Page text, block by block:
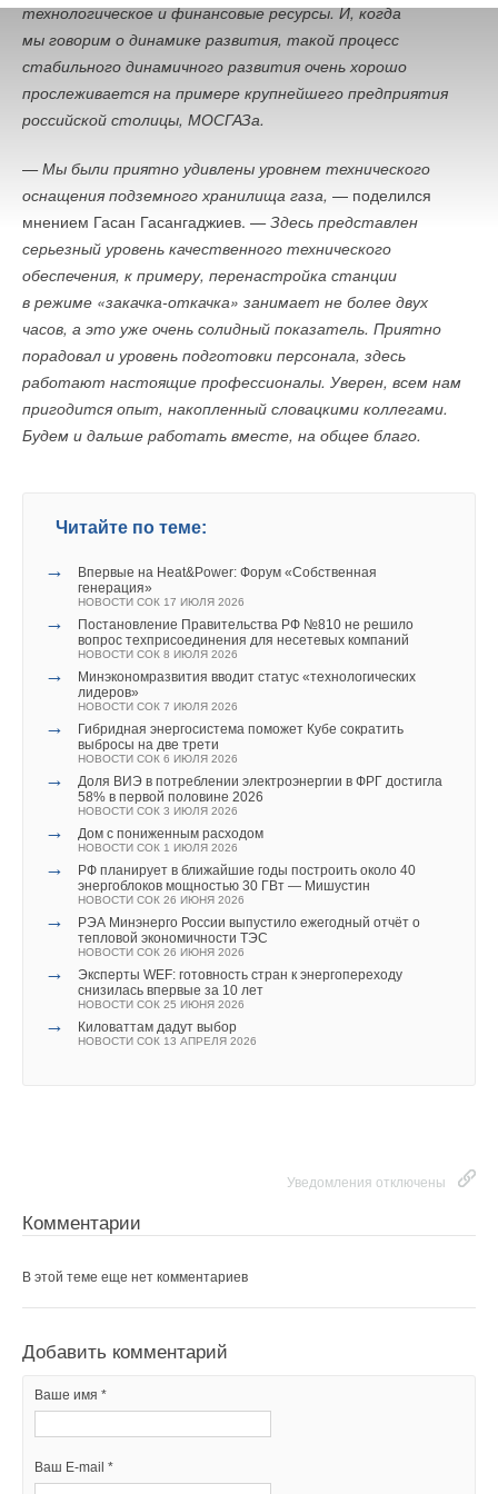
технологическое и финансовые ресурсы. И, когда
мы говорим о динамике развития, такой процесс
стабильного динамичного развития очень хорошо
прослеживается на примере крупнейшего предприятия
российской столицы, МОСГАЗа.
— Мы были приятно удивлены уровнем технического
оснащения подземного хранилища газа, — поделился
мнением Гасан Гасангаджиев. — Здесь представлен
серьезный уровень качественного технического
обеспечения, к примеру, перенастройка станции
в режиме «закачка-откачка» занимает не более двух
часов, а это уже очень солидный показатель. Приятно
порадовал и уровень подготовки персонала, здесь
работают настоящие профессионалы. Уверен, всем нам
пригодится опыт, накопленный словацкими коллегами.
Будем и дальше работать вместе, на общее благо.
Читайте по теме:
→
Впервые на Heat&Power: Форум «Собственная
генерация»
НОВОСТИ СОК 17 ИЮЛЯ 2026
→
Постановление Правительства РФ №810 не решило
вопрос техприсоединения для несетевых компаний
НОВОСТИ СОК 8 ИЮЛЯ 2026
→
Минэкономразвития вводит статус «технологических
лидеров»
НОВОСТИ СОК 7 ИЮЛЯ 2026
→
Гибридная энергосистема поможет Кубе сократить
выбросы на две трети
НОВОСТИ СОК 6 ИЮЛЯ 2026
→
Доля ВИЭ в потреблении электроэнергии в ФРГ достигла
58% в первой половине 2026
НОВОСТИ СОК 3 ИЮЛЯ 2026
→ Дом с пониженным расходом
НОВОСТИ СОК 1 ИЮЛЯ 2026
→
РФ планирует в ближайшие годы построить около 40
энергоблоков мощностью 30 ГВт — Мишустин
НОВОСТИ СОК 26 ИЮНЯ 2026
→
РЭА Минэнерго России выпустило ежегодный отчёт о
тепловой экономичности ТЭС
НОВОСТИ СОК 26 ИЮНЯ 2026
→
Эксперты WEF: готовность стран к энергопереходу
снизилась впервые за 10 лет
НОВОСТИ СОК 25 ИЮНЯ 2026
→ Киловаттам дадут выбор
НОВОСТИ СОК 13 АПРЕЛЯ 2026
Уведомления отключены
Комментарии
В этой теме еще нет комментариев
Добавить комментарий
Ваше имя *
Ваш E-mail *